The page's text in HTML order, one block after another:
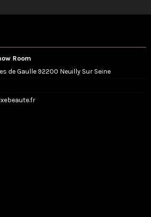
Room
de Gaulle 92200 Neuilly Sur Seine